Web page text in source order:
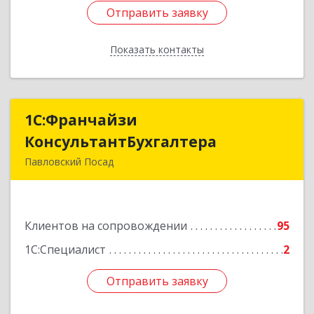
Отправить заявку
Показать контакты
Отправить заявку
Назад
1С:Франчайзи
КонсультантБухгалтера
Павловский Посад
Клиентов на сопровождении
95
1С:Специалист
2
Отправить заявку
КонсультантБухгалтера
Подробнее
Отправить заявку